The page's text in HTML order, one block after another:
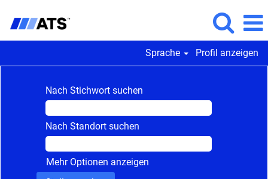
Sprache Profil anzeigen
Nach Stichwort suchen
Nach Standort suchen
Mehr Optionen anzeigen